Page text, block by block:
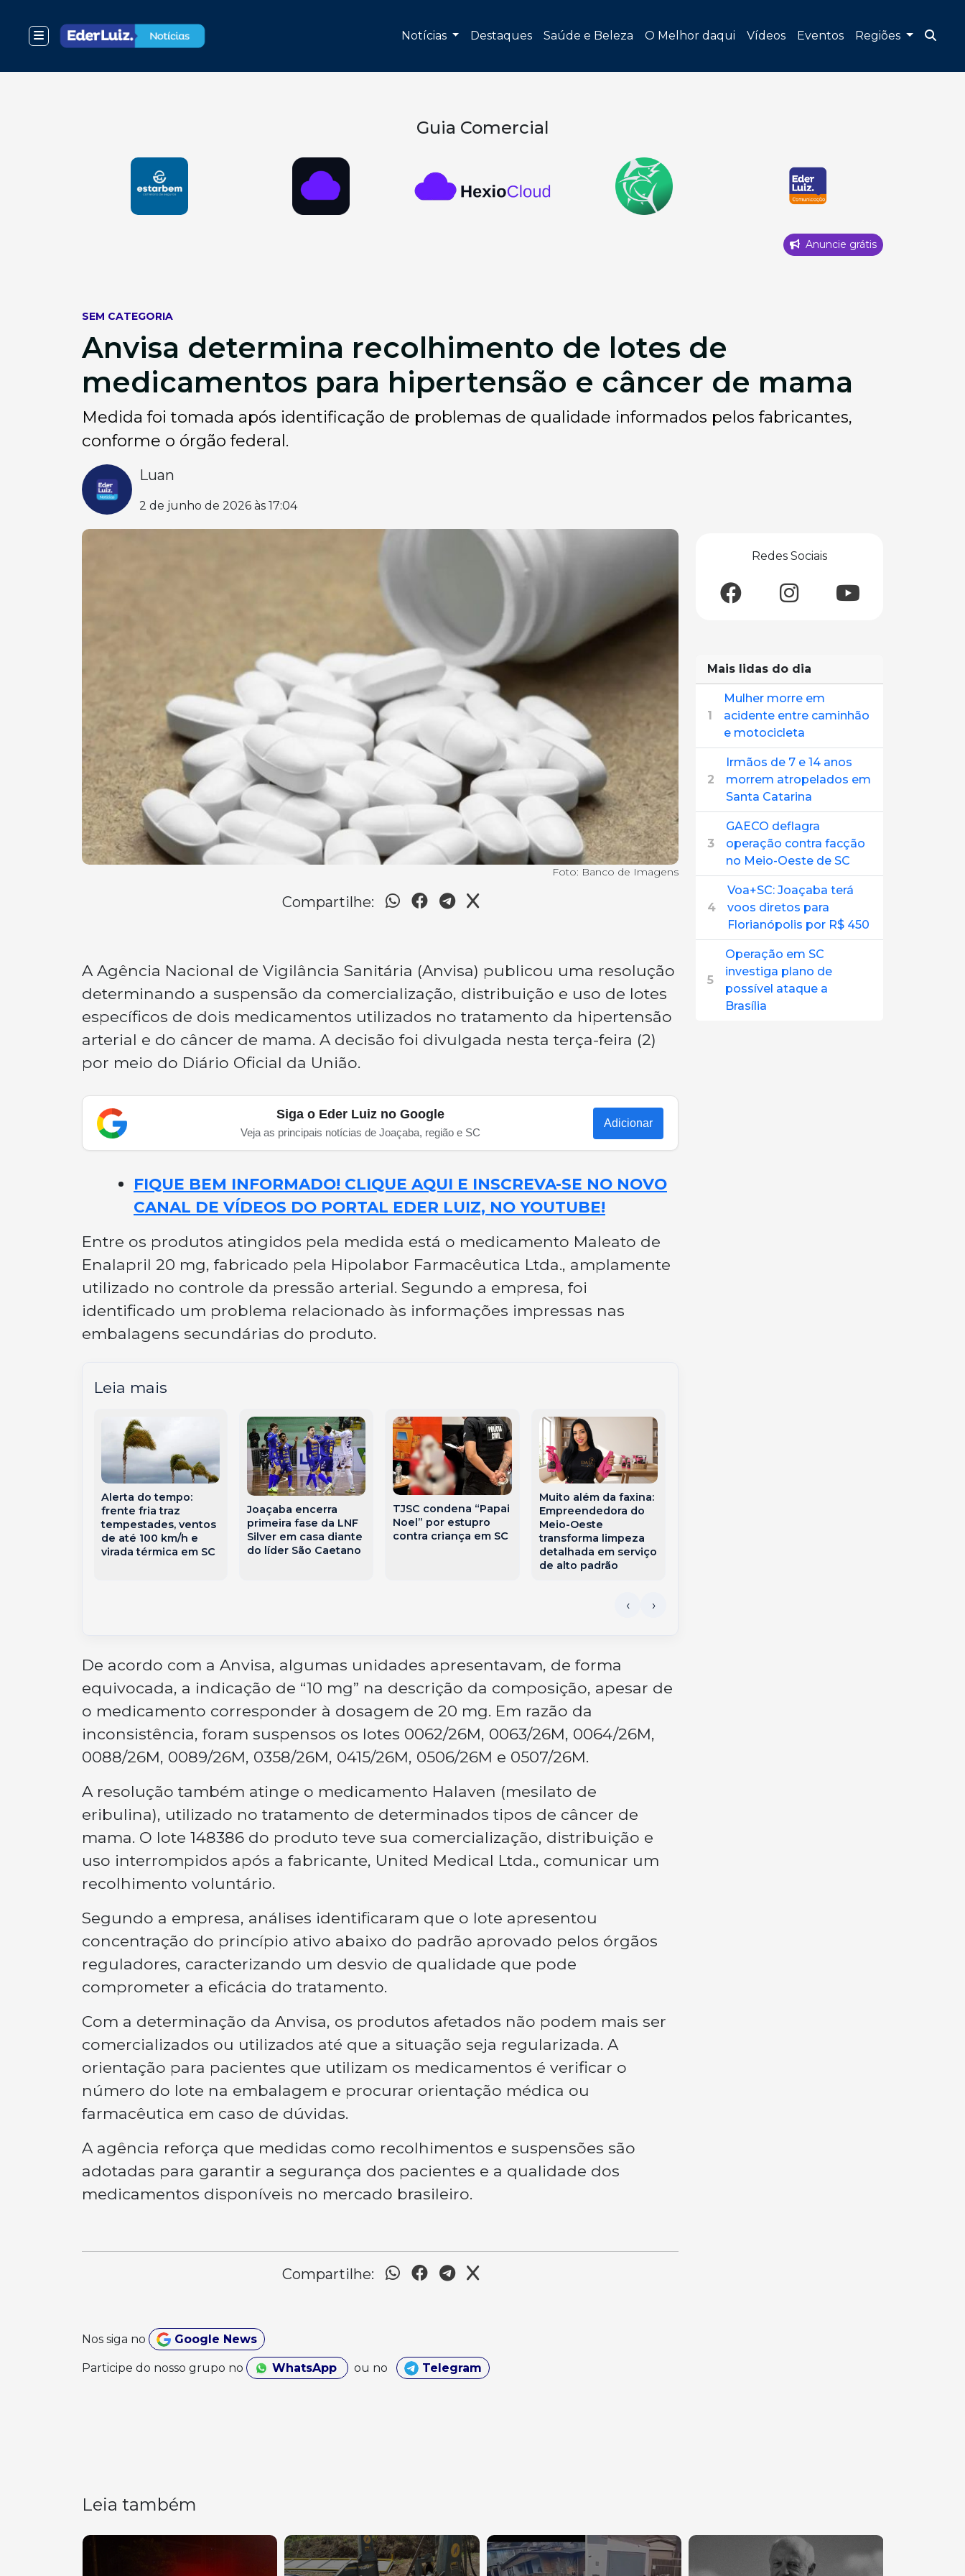
Notícias Destaques Saúde e Beleza O Melhor daqui Vídeos Eventos Regiões
Guia Comercial
Anuncie grátis
SEM CATEGORIA
Anvisa determina recolhimento de lotes de
medicamentos para hipertensão e câncer de mama
Medida foi tomada após identificação de problemas de qualidade informados pelos fabricantes,
conforme o órgão federal.
Luan
2 de junho de 2026 às 17:04
Foto: Banco de Imagens
Compartilhe:
A Agência Nacional de Vigilância Sanitária (Anvisa) publicou uma resolução
determinando a suspensão da comercialização, distribuição e uso de lotes
específicos de dois medicamentos utilizados no tratamento da hipertensão
arterial e do câncer de mama. A decisão foi divulgada nesta terça-feira (2)
por meio do Diário Oficial da União.
Siga o Eder Luiz no Google
Veja as principais notícias de Joaçaba, região e SC
Adicionar
FIQUE BEM INFORMADO! CLIQUE AQUI E INSCREVA-SE NO NOVO
CANAL DE VÍDEOS DO PORTAL EDER LUIZ, NO YOUTUBE!
Entre os produtos atingidos pela medida está o medicamento Maleato de
Enalapril 20 mg, fabricado pela Hipolabor Farmacêutica Ltda., amplamente
utilizado no controle da pressão arterial. Segundo a empresa, foi
identificado um problema relacionado às informações impressas nas
embalagens secundárias do produto.
Leia mais
Alerta do tempo:
frente fria traz
tempestades, ventos
de até 100 km/h e
virada térmica em SC
Joaçaba encerra
primeira fase da LNF
Silver em casa diante
do líder São Caetano
TJSC condena “Papai
Noel” por estupro
contra criança em SC
Muito além da faxina:
Empreendedora do
Meio-Oeste
transforma limpeza
detalhada em serviço
de alto padrão
De acordo com a Anvisa, algumas unidades apresentavam, de forma
equivocada, a indicação de “10 mg” na descrição da composição, apesar de
o medicamento corresponder à dosagem de 20 mg. Em razão da
inconsistência, foram suspensos os lotes 0062/26M, 0063/26M, 0064/26M,
0088/26M, 0089/26M, 0358/26M, 0415/26M, 0506/26M e 0507/26M.
A resolução também atinge o medicamento Halaven (mesilato de
eribulina), utilizado no tratamento de determinados tipos de câncer de
mama. O lote 148386 do produto teve sua comercialização, distribuição e
uso interrompidos após a fabricante, United Medical Ltda., comunicar um
recolhimento voluntário.
Segundo a empresa, análises identificaram que o lote apresentou
concentração do princípio ativo abaixo do padrão aprovado pelos órgãos
reguladores, caracterizando um desvio de qualidade que pode
comprometer a eficácia do tratamento.
Com a determinação da Anvisa, os produtos afetados não podem mais ser
comercializados ou utilizados até que a situação seja regularizada. A
orientação para pacientes que utilizam os medicamentos é verificar o
número do lote na embalagem e procurar orientação médica ou
farmacêutica em caso de dúvidas.
A agência reforça que medidas como recolhimentos e suspensões são
adotadas para garantir a segurança dos pacientes e a qualidade dos
medicamentos disponíveis no mercado brasileiro.
Compartilhe:
Nos siga no Google News
Participe do nosso grupo no WhatsApp ou no Telegram
Redes Sociais
Mais lidas do dia
1
Mulher morre em
acidente entre caminhão
e motocicleta
2
Irmãos de 7 e 14 anos
morrem atropelados em
Santa Catarina
3
GAECO deflagra
operação contra facção
no Meio-Oeste de SC
4
Voa+SC: Joaçaba terá
voos diretos para
Florianópolis por R$ 450
5
Operação em SC
investiga plano de
possível ataque a
Brasília
Leia também